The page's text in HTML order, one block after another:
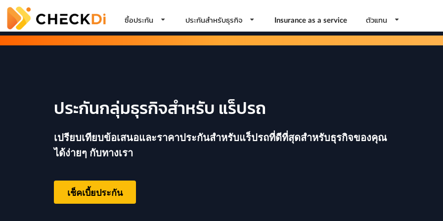
ซื้อประกัน ประกันสำหรับธุรกิจ Insurance as a service ตัวแทน
ประกันกลุ่มธุรกิจสำหรับ แร็ปรถ
เปรียบเทียบข้อเสนอและราคาประกันสำหรับแร็ปรถที่ดีที่สุดสำหรับธุรกิจของคุณ
ได้ง่ายๆ กับทางเรา
เช็คเบี้ยประกัน